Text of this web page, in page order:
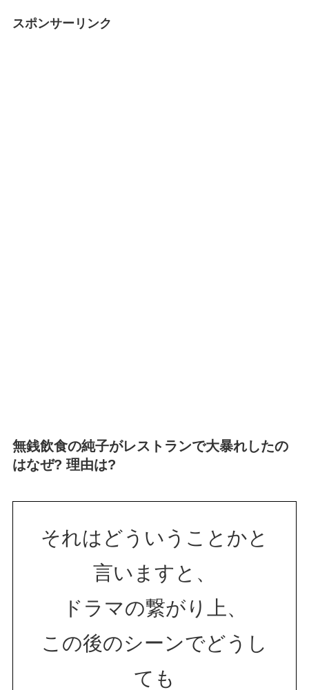
スポンサーリンク
無銭飲食の純子がレストランで大暴れしたの
はなぜ? 理由は?
それはどういうことかと
言いますと、
ドラマの繋がり上、
この後のシーンでどうし
ても